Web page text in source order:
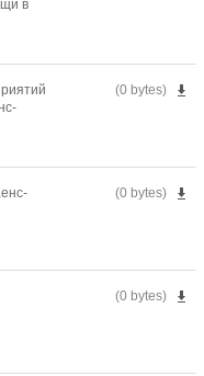
в
(0 bytes)
(0 bytes)
(0 bytes)